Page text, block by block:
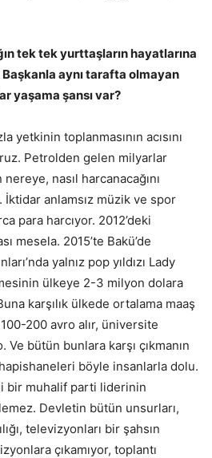
tek tek yurttaşların hayatlarına
Başkanla aynı tarafta olmayan
yaşama şansı var?
yetkinin toplanmasının acısını
Petrolden gelen milyarlar
nasıl harcanacağını
anlamsız müzik ve spor
para harcıyor. 2012’deki
mesela. 2015’te Bakü’de
yalnız pop yıldızı Lady
ülkeye 2-3 milyon dolara
karşılık ülkede ortalama maaş
200 avro alır, üniversite
bütün bunlara karşı çıkmanın
böyle insanlarla dolu.
bir muhalif parti liderinin
Devletin bütün unsurları,
televizyonları bir şahsın
çıkamıyor, toplantı